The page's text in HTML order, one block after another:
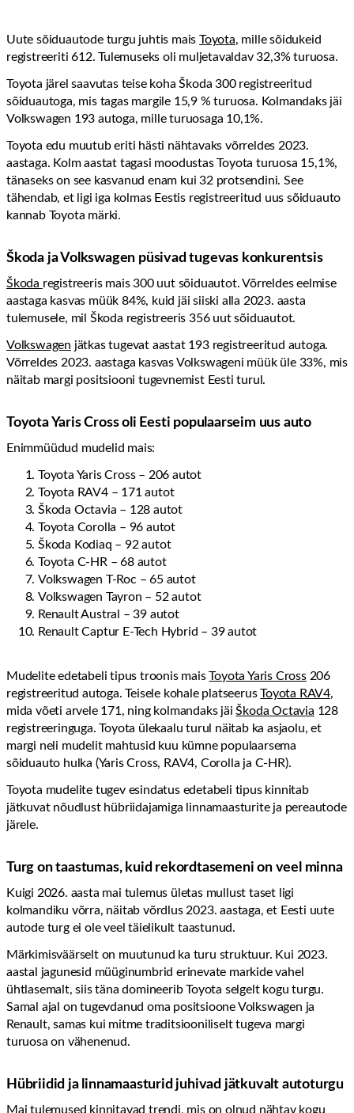
Uute sõiduautode turgu juhtis maisToyota, mille sõidukeid
registreeriti 612. Tulemuseks oli muljetavaldav 32,3% turuosa.
Toyota järel saavutas teise koha Škoda 300 registreeritud
sõiduautoga, mis tagas margile 15,9 % turuosa. Kolmandaks jäi
Volkswagen 193 autoga, mille turuosaga 10,1%.
Toyota edu muutub eriti hästi nähtavaks võrreldes 2023.
aastaga. Kolm aastat tagasi moodustas Toyota turuosa 15,1%,
tänaseks on see kasvanud enam kui 32 protsendini. See
tähendab, et ligi iga kolmas Eestis registreeritud uus sõiduauto
kannab Toyota märki.
Škoda ja Volkswagen püsivad tugevas konkurentsis
Škoda registreeris mais 300 uut sõiduautot. Võrreldes eelmise
aastaga kasvas müük 84%, kuid jäi siiski alla 2023. aasta
tulemusele, mil Škoda registreeris 356 uut sõiduautot.
Volkswagen jätkas tugevat aastat 193 registreeritud autoga.
Võrreldes 2023. aastaga kasvas Volkswageni müük üle 33%, mis
näitab margi positsiooni tugevnemist Eesti turul.
Toyota Yaris Cross oli Eesti populaarseim uus auto
Enimmüüdud mudelid mais:
Toyota Yaris Cross – 206 autot
Toyota RAV4 – 171 autot
Škoda Octavia – 128 autot
Toyota Corolla – 96 autot
Škoda Kodiaq – 92 autot
Toyota C-HR – 68 autot
Volkswagen T-Roc – 65 autot
Volkswagen Tayron – 52 autot
Renault Austral – 39 autot
Renault Captur E-Tech Hybrid – 39 autot
Mudelite edetabeli tipus troonis maisToyota Yaris Cross206
registreeritud autoga. Teisele kohale platseerusToyota RAV4,
mida võeti arvele 171, ning kolmandaks jäiŠkoda Octavia 128
registreeringuga. Toyota ülekaalu turul näitab ka asjaolu, et
margi neli mudelit mahtusid kuu kümne populaarsema
sõiduauto hulka (Yaris Cross, RAV4, Corolla ja C-HR).
Toyota mudelite tugev esindatus edetabeli tipus kinnitab
jätkuvat nõudlust hübriidajamiga linnamaasturite ja pereautode
järele.
Turg on taastumas, kuid rekordtasemeni on veel minna
Kuigi 2026. aasta mai tulemus ületas mullust taset ligi
kolmandiku võrra, näitab võrdlus 2023. aastaga, et Eesti uute
autode turg ei ole veel täielikult taastunud.
Märkimisväärselt on muutunud ka turu struktuur. Kui 2023.
aastal jagunesid müüginumbrid erinevate markide vahel
ühtlasemalt, siis täna domineerib Toyota selgelt kogu turgu.
Samal ajal on tugevdanud oma positsioone Volkswagen ja
Renault, samas kui mitme traditsiooniliselt tugeva margi
turuosa on vähenenud.
Hübriidid ja linnamaasturid juhivad jätkuvalt autoturgu
Mai tulemused kinnitavad trendi, mis on olnud nähtav kogu